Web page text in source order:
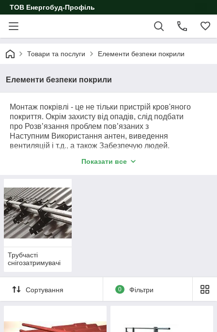
ТОВ Енергобуд-Профіль
Товари та послуги Елементи безпеки покрили
Елементи безпеки покрили
Монтаж покрівлі - це не тільки пристрій кров'яного
покриття. Окрім захисту від опадів, слід подбати
про Розв’язання проблем пов’язаних з
Наступним Використання антен, виведення
вентиляцій і т.д., а також Забезпечую людей.
стогони для дахів, які запобігають відходу снігу і льоду
по даху ваших або працівників;
- пересувний міст і кров'яна драбина служать для
безпечного пересування по даху.
Показати все
Трубчасті
снігозатримувачі
Сортування 0 Фільтри